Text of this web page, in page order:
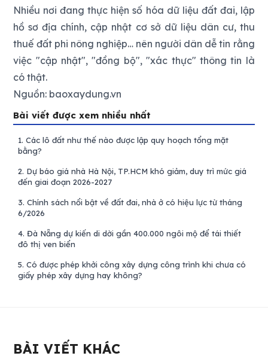
Nhiều nơi đang thực hiện số hóa dữ liệu đất đai, lập
hồ sơ địa chính, cập nhật cơ sở dữ liệu dân cư, thu
thuế đất phi nông nghiệp… nên người dân dễ tin rằng
việc "cập nhật", "đồng bộ", "xác thực" thông tin là
có thật.
Nguồn: baoxaydung.vn
Bài viết được xem nhiều nhất
1. Các lô đất như thế nào được lập quy hoạch tổng mặt
bằng?
2. Dự báo giá nhà Hà Nội, TP.HCM khó giảm, duy trì mức giá
đến giai đoạn 2026-2027
3. Chính sách nổi bật về đất đai, nhà ở có hiệu lực từ tháng
6/2026
4. Đà Nẵng dự kiến di dời gần 400.000 ngôi mộ để tái thiết
đô thị ven biển
5. Có được phép khởi công xây dựng công trình khi chưa có
giấy phép xây dựng hay không?
BÀI VIẾT KHÁC